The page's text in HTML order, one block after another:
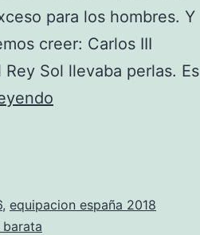
para los hombres. Y
creer: Carlos III
Sol llevaba perlas. Es
, equipacion españa 2018